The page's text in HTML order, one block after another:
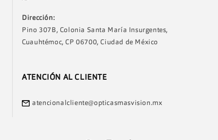
Dirección:
Pino 307B, Colonia Santa María Insurgentes,
Cuauhtémoc, CP 06700, Ciudad de México
ATENCIÓN AL CLIENTE
atencionalcliente@opticasmasvision.mx